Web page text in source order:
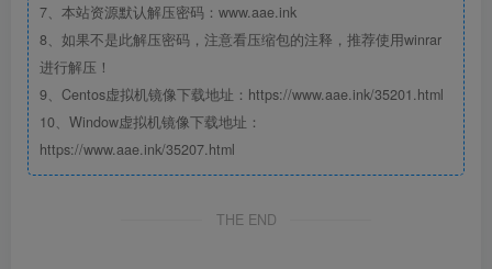
7、本站资源默认解压密码：www.aae.ink
8、如果不是此解压密码，注意看压缩包的注释，推荐使用winrar
进行解压！
9、Centos虚拟机镜像下载地址：https://www.aae.ink/35201.html
10、Window虚拟机镜像下载地址：
https://www.aae.ink/35207.html
THE END